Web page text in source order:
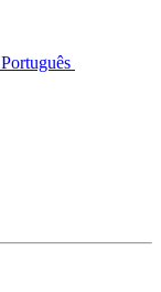
Português